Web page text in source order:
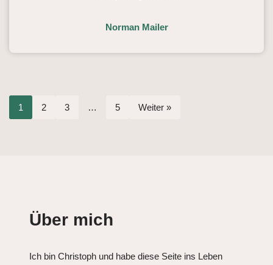
Norman Mailer
1 2 3 … 5 Weiter »
Über mich
Ich bin Christoph und habe diese Seite ins Leben